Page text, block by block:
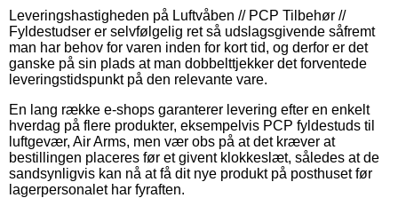
Leveringshastigheden på Luftvåben // PCP Tilbehør //
Fyldestudser er selvfølgelig ret så udslagsgivende såfremt
man har behov for varen inden for kort tid, og derfor er det
ganske på sin plads at man dobbelttjekker det forventede
leveringstidspunkt på den relevante vare.
En lang række e-shops garanterer levering efter en enkelt
hverdag på flere produkter, eksempelvis PCP fyldestuds til
luftgevær, Air Arms, men vær obs på at det kræver at
bestillingen placeres før et givent klokkeslæt, således at de
sandsynligvis kan nå at få dit nye produkt på posthuset før
lagerpersonalet har fyraften.